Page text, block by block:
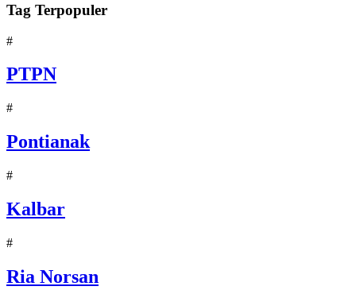
Tag Terpopuler
#
PTPN
#
Pontianak
#
Kalbar
#
Ria Norsan